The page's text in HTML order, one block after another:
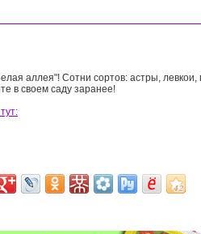
аллея"! Сотни сортов: астры,
в своем саду заранее!